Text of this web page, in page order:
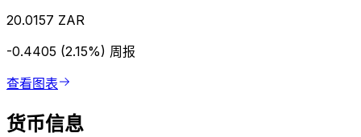
20.0157 ZAR
-0.4405 (2.15%) 周报
查看图表
货币信息